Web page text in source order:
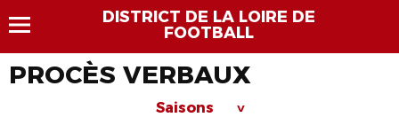
DISTRICT DE LA LOIRE DE
FOOTBALL
PROCÈS VERBAUX
Saisons >